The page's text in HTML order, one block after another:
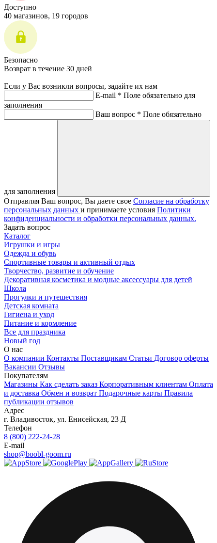
Доступно
40 магазинов, 19 городов
Безопасно
Возврат в течение 30 дней
Если у Вас возникли вопросы, задайте их нам
E-mail * Поле обязательно для
заполнения
Ваш вопрос * Поле обязательно
для заполнения
Отправляя Ваш вопрос, Вы даете свое Согласие на обработку
персональных данных и принимаете условия Политики
конфиденциальности и обработки персональных данных.
Задать вопрос
Каталог
Игрушки и игры
Одежда и обувь
Спортивные товары и активный отдых
Творчество, развитие и обучение
Декоративная косметика и модные аксессуары для детей
Школа
Прогулки и путешествия
Детская комната
Гигиена и уход
Питание и кормление
Все для праздника
Новый год
О нас
О компании Контакты Поставщикам Статьи Договор оферты
Вакансии Отзывы
Покупателям
Магазины Как сделать заказ Корпоративным клиентам Оплата
и доставка Обмен и возврат Подарочные карты Правила
публикации отзывов
Адрес
г. Владивосток, ул. Енисейская, 23 Д
Телефон
8 (800) 222-24-28
E-mail
shop@boobl-goom.ru